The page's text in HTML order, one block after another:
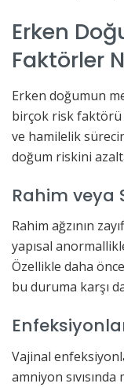
Erken
Faktörler
Erken doğumun
birçok risk
ve hamilelik
doğum riskini
Rahim veya
Rahim ağzının
yapısal
Özellikle daha
bu duruma karşı
Vajinal
amniyon